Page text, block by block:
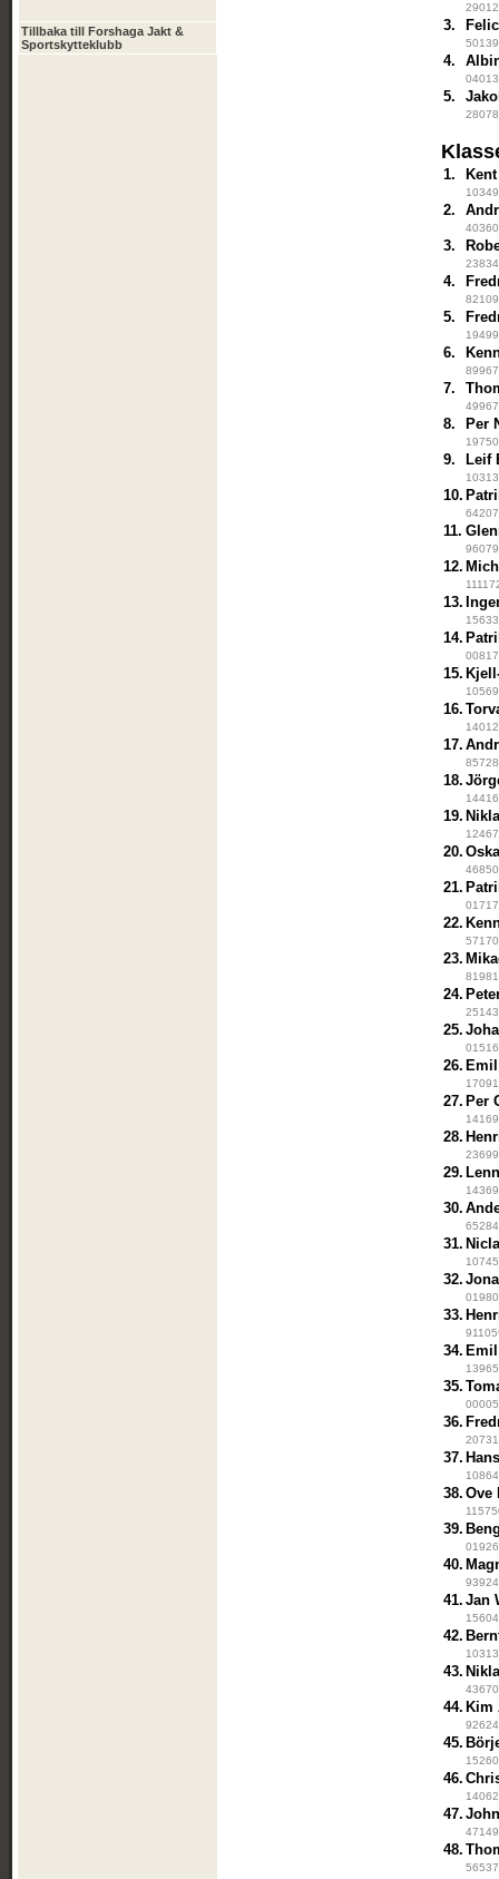
Tillbaka till Forshaga Jakt &
Sportskytteklubb
3.
4.
5.
1.
2.
3.
4.
5.
6.
7.
8. Per
9. Leif
10.
11.
12.
13.
14.
15.
16.
17.
18.
19.
20.
21.
22.
23.
24.
25.
26.
27. Per
28.
29.
30.
31.
32.
33.
34.
35.
36.
37.
38. Ove
39.
40.
41. Jan
42.
43.
44. Kim
45.
46.
47.
48.